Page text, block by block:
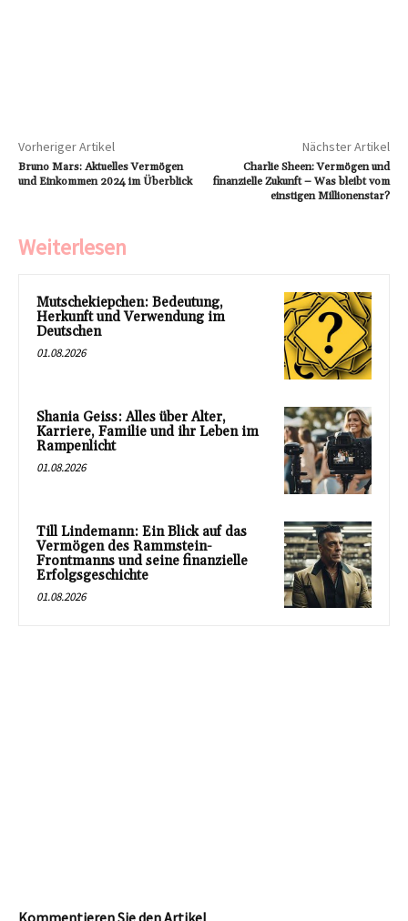
Vorheriger Artikel
Bruno Mars: Aktuelles Vermögen
und Einkommen 2024 im Überblick
Nächster Artikel
Charlie Sheen: Vermögen und
finanzielle Zukunft – Was bleibt vom
einstigen Millionenstar?
Weiterlesen
Mutschekiepchen: Bedeutung,
Herkunft und Verwendung im
Deutschen
01.08.2026
Shania Geiss: Alles über Alter,
Karriere, Familie und ihr Leben im
Rampenlicht
01.08.2026
Till Lindemann: Ein Blick auf das
Vermögen des Rammstein-
Frontmanns und seine finanzielle
Erfolgsgeschichte
01.08.2026